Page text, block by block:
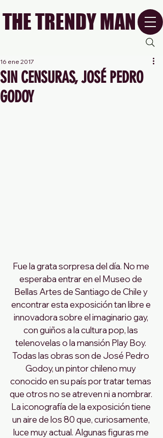
THE TRENDY MAN
SIN CENSURAS, JOSÉ PEDRO
GODOY
16 ene 2017
Fue la grata sorpresa del día. No me
esperaba entrar en el Museo de
Bellas Artes de Santiago de Chile y
encontrar esta exposición tan libre e
innovadora sobre el imaginario gay,
con guiños a la cultura pop, las
telenovelas o la mansión Play Boy.
Todas las obras son de José Pedro
Godoy, un pintor chileno muy
conocido en su país por tratar temas
que otros no se atreven ni a nombrar.
La iconografía de la exposición tiene
un aire de los 80 que, curiosamente,
luce muy actual. Algunas figuras me